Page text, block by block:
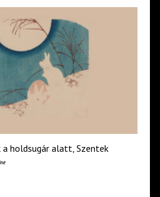
holdsugár alatt, Szentek